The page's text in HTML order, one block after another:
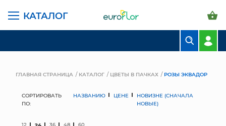
КАТАЛОГ
ГЛАВНАЯ СТРАНИЦА КАТАЛОГ ЦВЕТЫ В ПАЧКАХ РОЗЫ ЭКВАДОР
СОРТИРОВАТЬ
ПО:
НАЗВАНИЮ ЦЕНЕ
НОВИЗНЕ (СНАЧАЛА
НОВЫЕ)